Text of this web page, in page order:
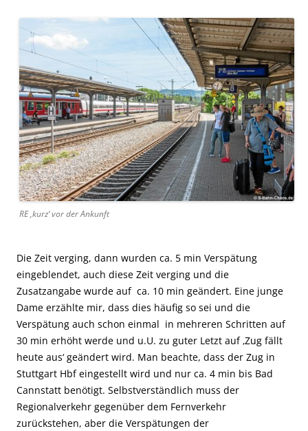
RE ‚kurz‘ vor der Ankunft
Die Zeit verging, dann wurden ca. 5 min Verspätung
eingeblendet, auch diese Zeit verging und die
Zusatzangabe wurde auf ca. 10 min geändert. Eine junge
Dame erzählte mir, dass dies häufig so sei und die
Verspätung auch schon einmal in mehreren Schritten auf
30 min erhöht werde und u.U. zu guter Letzt auf ‚Zug fällt
heute aus‘ geändert wird. Man beachte, dass der Zug in
Stuttgart Hbf eingestellt wird und nur ca. 4 min bis Bad
Cannstatt benötigt. Selbstverständlich muss der
Regionalverkehr gegenüber dem Fernverkehr
zurückstehen, aber die Verspätungen der